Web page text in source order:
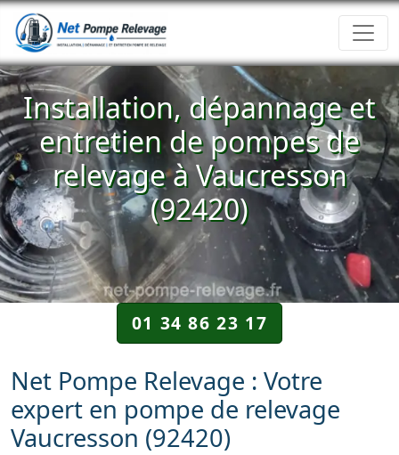
Installation, dépannage et
entretien de pompes de
relevage à Vaucresson
(92420)
01 34 86 23 17
Net Pompe Relevage : Votre
expert en pompe de relevage
Vaucresson (92420)